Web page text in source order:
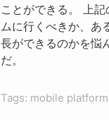
ことができる。 上
ムに行くべきか、あ
長ができるのかを悩
だ。
Tags: mobile